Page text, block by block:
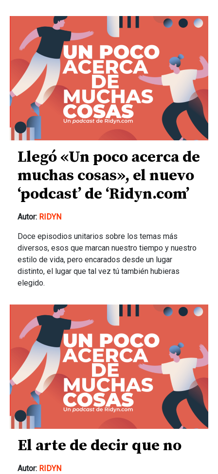
Llegó «Un poco acerca de
muchas cosas», el nuevo
‘podcast’ de ‘Ridyn.com’
Autor: RIDYN
Doce episodios unitarios sobre los temas más
diversos, esos que marcan nuestro tiempo y nuestro
estilo de vida, pero encarados desde un lugar
distinto, el lugar que tal vez tú también hubieras
elegido.
El arte de decir que no
Autor: RIDYN